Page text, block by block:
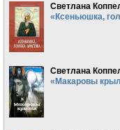
Светлана
«Ксеньюшка,
Светлана
«Макаровы